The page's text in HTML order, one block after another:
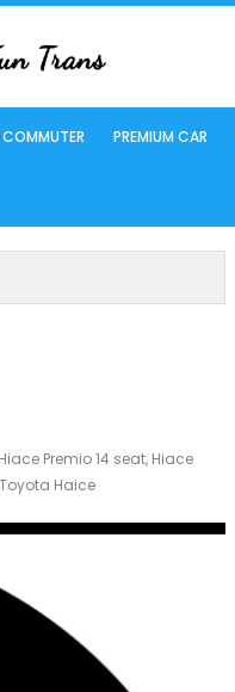
PREMIUM CAR
Hiace Premio 14 seat, Hiace
Toyota Haice